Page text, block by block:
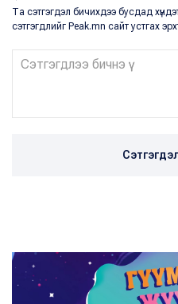
Та сэтгэгдэл бичихдээ бусдад
сэтгэгдлийг Peak.mn сайт устгах